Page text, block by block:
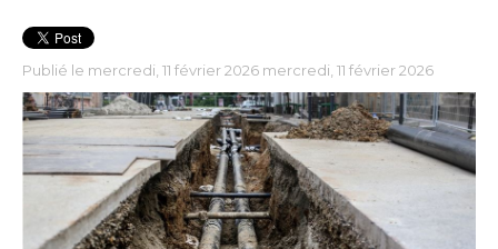
Publié le mercredi, 11 février 2026 mercredi, 11 février 2026